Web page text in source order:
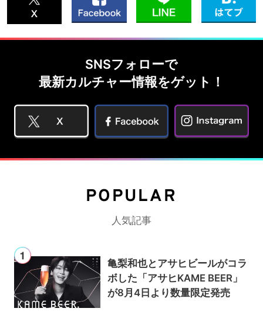
SNSフォローで
最新カルチャー情報をゲット！
POPULAR
人気記事
亀梨和也とアサヒビールがコラ
ボした「アサヒKAME BEER」
が8月4日より数量限定発売